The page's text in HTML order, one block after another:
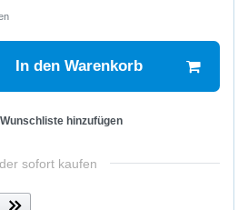
In den Warenkorb
hinzufügen
sofort kaufen